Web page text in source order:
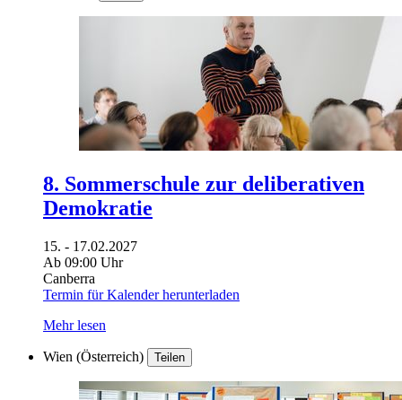
8. Sommerschule zur deliberativen
Demokratie
15. - 17.02.2027
Ab 09:00 Uhr
Canberra
Termin für Kalender herunterladen
Mehr lesen
Wien (Österreich) Teilen